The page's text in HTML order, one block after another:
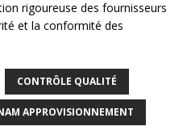
rigoureuse des fournisseurs
et la conformité des
CONTRÔLE QUALITÉ
APPROVISIONNEMENT